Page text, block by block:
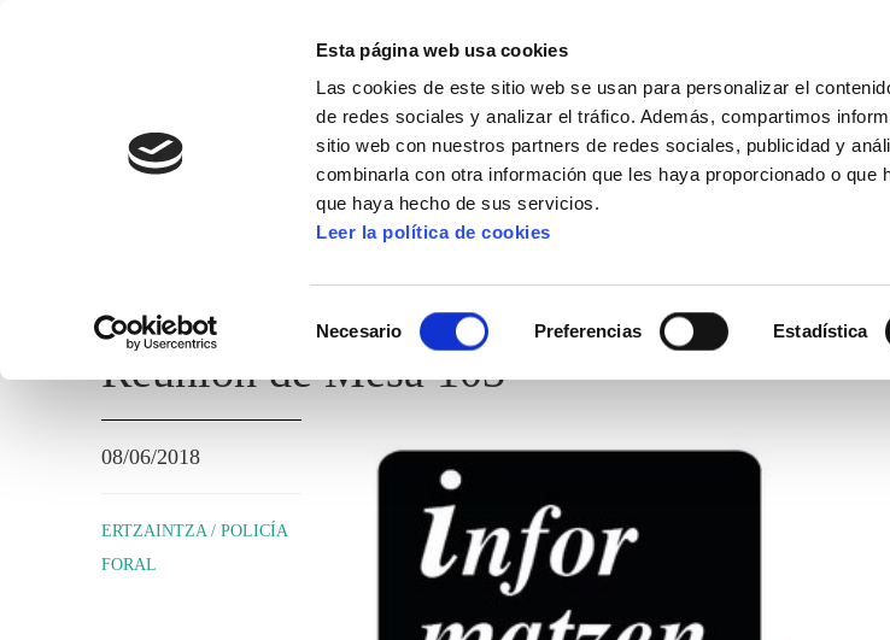
Esta página web usa cookies
Las cookies de este sitio web se usan para personalizar el
de redes sociales y analizar el tráfico. Además, compartimos
sitio web con nuestros partners de redes sociales, publicidad y
combinarla con otra información que les haya proporcionado o que
que haya hecho de sus servicios.
Leer la política de cookies
Necesario Preferencias Estadística
ERTZAINTZA / POLICÍA FORAL
Reunión de Mesa 103
08/06/2018
ERTZAINTZA / POLICÍA
FORAL